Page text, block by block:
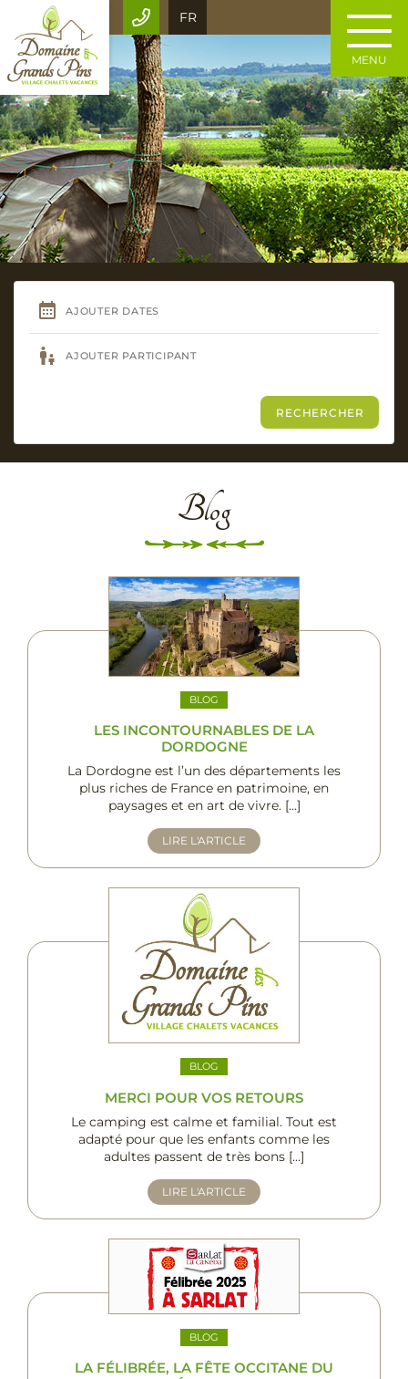
FR
MENU
Blog
BLOG
LES INCONTOURNABLES DE LA
DORDOGNE
La Dordogne est l’un des départements les
plus riches de France en patrimoine, en
paysages et en art de vivre. […]
LIRE L'ARTICLE
BLOG
MERCI POUR VOS RETOURS
Le camping est calme et familial. Tout est
adapté pour que les enfants comme les
adultes passent de très bons […]
LIRE L'ARTICLE
BLOG
LA FÉLIBRÉE, LA FÊTE OCCITANE DU